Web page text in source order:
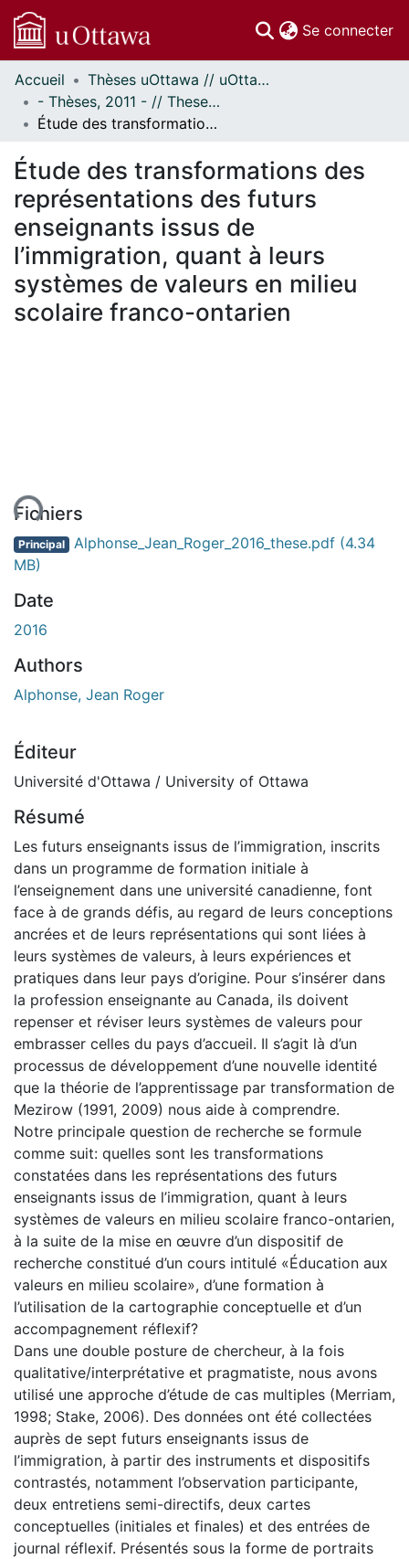
Se connecter
Communautés
et collections
Parcourir
Statistiques
À propos
Accueil
Thèses uOttawa // uOttawa Theses
- Thèses, 2011 - // Theses, 2011 -
Étude des transformations des représentations des futurs enseignants issus de l’immigration, quant à leurs systèmes de valeurs en milieu scolaire franco-ontarien
Étude des transformations des
représentations des futurs
enseignants issus de
l’immigration, quant à leurs
systèmes de valeurs en milieu
scolaire franco-ontarien
Fichiers
Principal Alphonse_Jean_Roger_2016_these.pdf (4.34
MB)
Date
2016
Authors
Alphonse, Jean Roger
Éditeur
Université d'Ottawa / University of Ottawa
Résumé
Les futurs enseignants issus de l’immigration, inscrits
dans un programme de formation initiale à
l’enseignement dans une université canadienne, font
face à de grands défis, au regard de leurs conceptions
ancrées et de leurs représentations qui sont liées à
leurs systèmes de valeurs, à leurs expériences et
pratiques dans leur pays d’origine. Pour s’insérer dans
la profession enseignante au Canada, ils doivent
repenser et réviser leurs systèmes de valeurs pour
embrasser celles du pays d’accueil. Il s’agit là d’un
processus de développement d’une nouvelle identité
que la théorie de l’apprentissage par transformation de
Mezirow (1991, 2009) nous aide à comprendre.
Notre principale question de recherche se formule
comme suit: quelles sont les transformations
constatées dans les représentations des futurs
enseignants issus de l’immigration, quant à leurs
systèmes de valeurs en milieu scolaire franco-ontarien,
à la suite de la mise en œuvre d’un dispositif de
recherche constitué d’un cours intitulé «Éducation aux
valeurs en milieu scolaire», d’une formation à
l’utilisation de la cartographie conceptuelle et d’un
accompagnement réflexif?
Dans une double posture de chercheur, à la fois
qualitative/interprétative et pragmatiste, nous avons
utilisé une approche d’étude de cas multiples (Merriam,
1998; Stake, 2006). Des données ont été collectées
auprès de sept futurs enseignants issus de
l’immigration, à partir des instruments et dispositifs
contrastés, notamment l’observation participante,
deux entretiens semi-directifs, deux cartes
conceptuelles (initiales et finales) et des entrées de
journal réflexif. Présentés sous la forme de portraits